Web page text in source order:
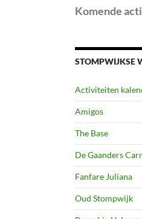
Komende
STOMPWIJKSE
Activiteiten
Amigos
The Base
De Gaanders
Fanfare Juliana
Oud Stompwijk